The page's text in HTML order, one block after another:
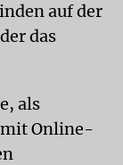
auf der
das
als
mit Online-